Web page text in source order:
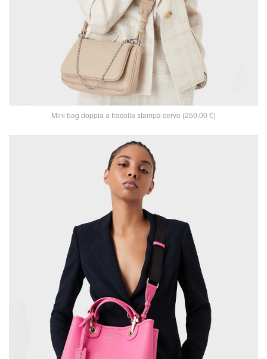
Mini bag doppia a tracolla stampa cervo (250,00 €)